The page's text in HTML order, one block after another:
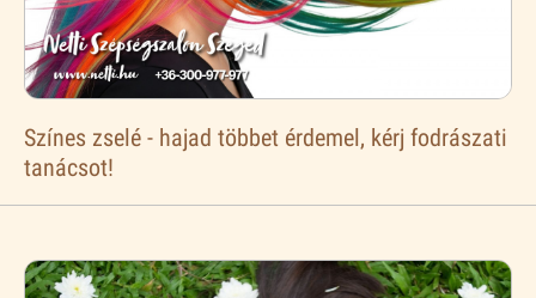
Színes zselé - hajad többet érdemel, kérj fodrászati
tanácsot!